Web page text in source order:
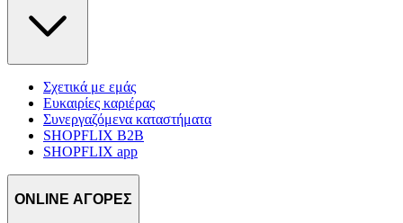
Σχετικά με εμάς
Ευκαιρίες καριέρας
Συνεργαζόμενα καταστήματα
SHOPFLIX B2B
SHOPFLIX app
ONLINE ΑΓΟΡΕΣ